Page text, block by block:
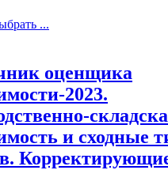
...
оценщика
2023.
и сходные